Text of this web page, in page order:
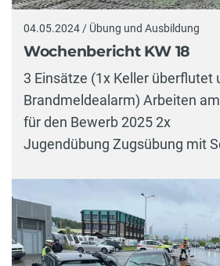
04.05.2024 / Übung und Ausbildung
Wochenbericht KW 18
3 Einsätze (1x Keller überflutet
Brandmeldealarm) Arbeiten
für den Bewerb 2025 2x
Jugendübung Zugsübung mit